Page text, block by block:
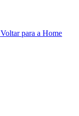
Voltar para a Home